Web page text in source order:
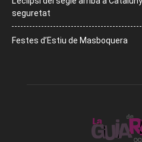
seguretat
Festes d’Estiu de Masboquera